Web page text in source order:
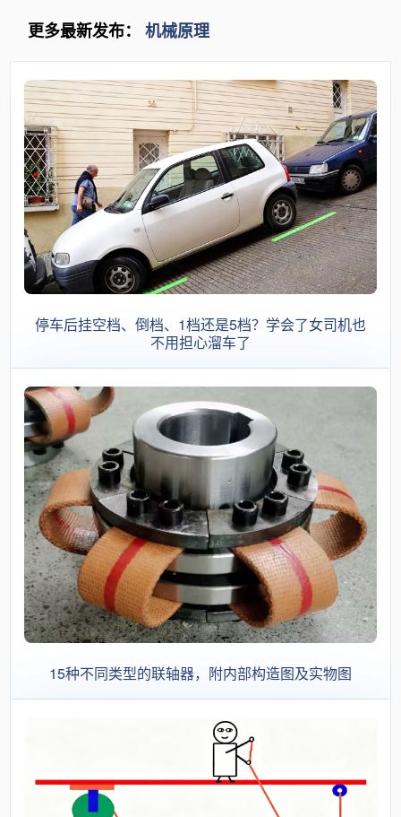
更多最新发布： 机械原理
停车后挂空档、倒档、1档还是5档？学会了女司机也
不用担心溜车了
15种不同类型的联轴器，附内部构造图及实物图